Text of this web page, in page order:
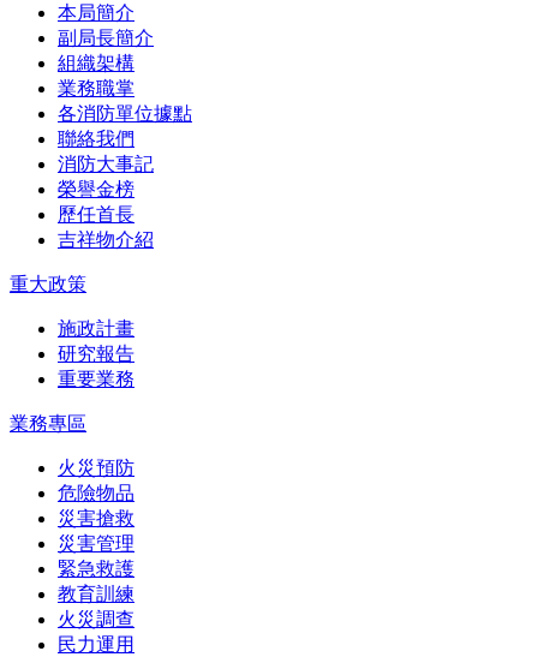
本局簡介
副局長簡介
組織架構
業務職掌
各消防單位據點
聯絡我們
消防大事記
榮譽金榜
歷任首長
吉祥物介紹
重大政策
施政計畫
研究報告
重要業務
業務專區
火災預防
危險物品
災害搶救
災害管理
緊急救護
教育訓練
火災調查
民力運用